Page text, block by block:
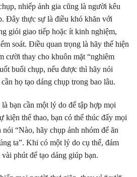
nhiếp ảnh gia cũng là người kêu
Đây thực sự là điều khó khăn với
giỏi giao tiếp hoặc ít kinh nghiệm,
soát. Điều quan trọng là hãy thể hiện
cười thay cho khuôn mặt “nghiêm
buổi chụp, nếu được thì hãy nói
họ tạo dáng chụp trong bao lâu.
bạn cần một lý do để tập hợp mọi
kiện thể thao, bạn có thể thúc đẩy mọi
“Nào, hãy chụp ảnh nhóm để ăn
ta”. Khi có một lý do cụ thể, đám
phút để tạo dáng giúp bạn.